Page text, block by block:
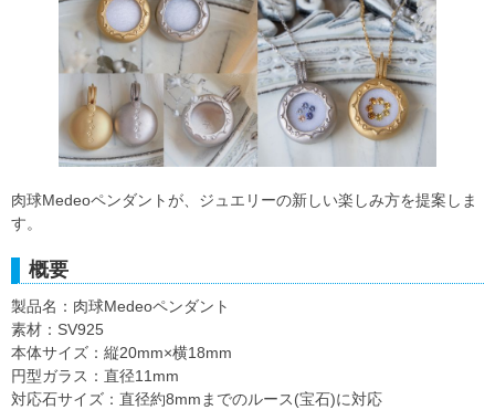
肉球Medeoペンダントが、ジュエリーの新しい楽しみ方を提案しま
す。
概要
製品名：肉球Medeoペンダント
素材：SV925
本体サイズ：縦20mm×横18mm
円型ガラス：直径11mm
対応石サイズ：直径約8mmまでのルース(宝石)に対応